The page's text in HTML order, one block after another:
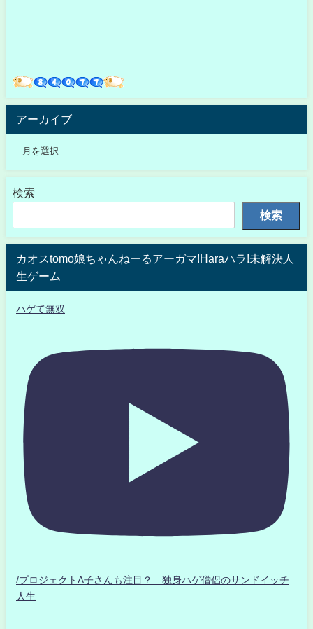
アーカイブ
検索
検索
カオスtomo娘ちゃんねーるアーガマ!Haraハラ!未解決人
生ゲーム
ハゲて無双
/プロジェクトA子さんも注目？ 独身ハゲ僧侶のサンドイッチ
人生